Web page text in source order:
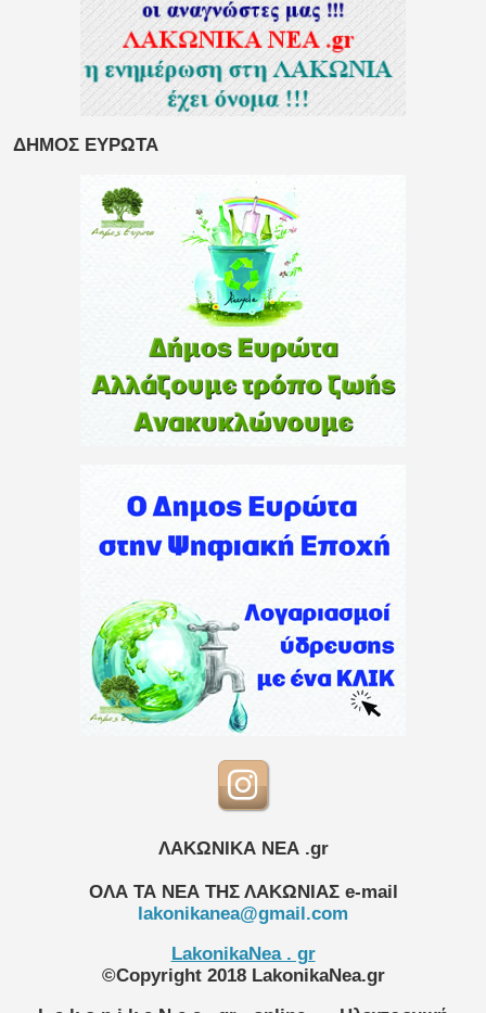
ΔΗΜΟΣ ΕΥΡΩΤΑ
ΛΑΚΩΝΙΚΑ ΝΕΑ .gr
ΟΛΑ ΤΑ ΝΕΑ ΤΗΣ ΛΑΚΩΝΙΑΣ e-mail
lakonikanea@gmail.com
LakonikaNea . gr
©Copyright 2018 LakonikaNea.gr